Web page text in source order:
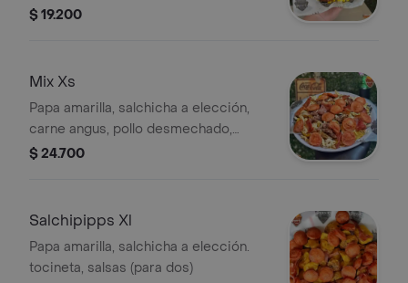
salsas (personal)
$ 19.200
Mix Xs
Papa amarilla, salchicha a elección,
carne angus, pollo desmechado,
tocineta y salsas personales sobre
$ 24.700
Salchipipps Xl
Papa amarilla, salchicha a elección.
tocineta, salsas (para dos)